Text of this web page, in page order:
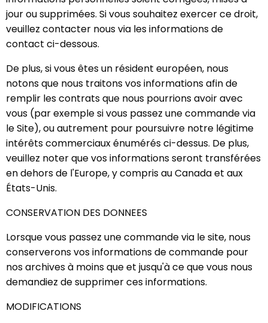
jour ou supprimées. Si vous souhaitez exercer ce droit,
veuillez contacter nous via les informations de
contact ci-dessous.
De plus, si vous êtes un résident européen, nous
notons que nous traitons vos informations afin de
remplir les contrats que nous pourrions avoir avec
vous (par exemple si vous passez une commande via
le Site), ou autrement pour poursuivre notre légitime
intérêts commerciaux énumérés ci-dessus. De plus,
veuillez noter que vos informations seront transférées
en dehors de l'Europe, y compris au Canada et aux
États-Unis.
CONSERVATION DES DONNEES
Lorsque vous passez une commande via le site, nous
conserverons vos informations de commande pour
nos archives à moins que et jusqu'à ce que vous nous
demandiez de supprimer ces informations.
MODIFICATIONS